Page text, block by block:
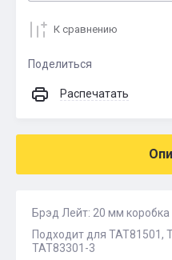
К сравнению
Поделиться
Распечатать
Брэд Лейт: 20 мм
Подходит для ТАТ81501,
ТАТ83301-3